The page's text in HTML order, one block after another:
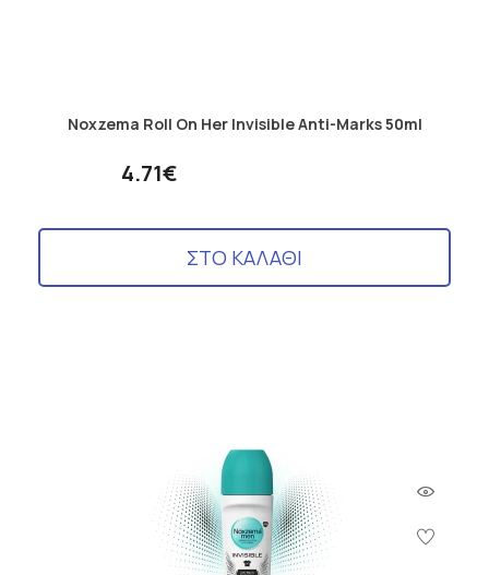
Noxzema Roll On Her Invisible Anti-Marks 50ml
4.71€
ΣΤΟ ΚΑΛΑΘΙ